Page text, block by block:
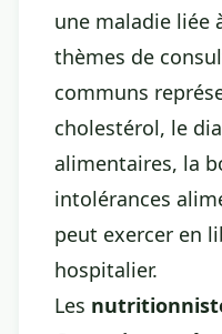
une maladie liée
thèmes de
communs
cholestérol, le
alimentaires, la
intolérances
peut exercer en
hospitalier.
Les